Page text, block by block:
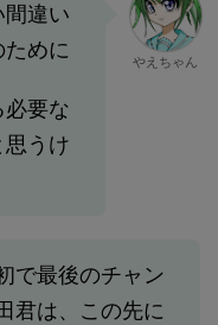
違い
めに
要な
思うけ
やえちゃん
で最後のチャン
君は、この先に